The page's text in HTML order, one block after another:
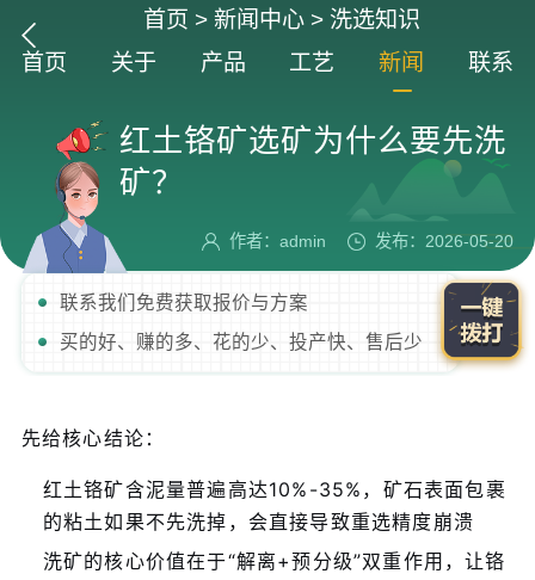
首页 > 新闻中心> 洗选知识
首页
关于 产品 工艺 新闻 联系
红土铬矿选矿为什么要先洗
矿？
作者：admin 发布：2026-05-20
联系我们免费获取报价与方案
买的好、赚的多、花的少、投产快、售后少
先给核心结论：
红土铬矿含泥量普遍高达10%-35%，矿石表面包裹
的粘土如果不先洗掉，会直接导致重选精度崩溃
洗矿的核心价值在于“解离+预分级”双重作用，让铬